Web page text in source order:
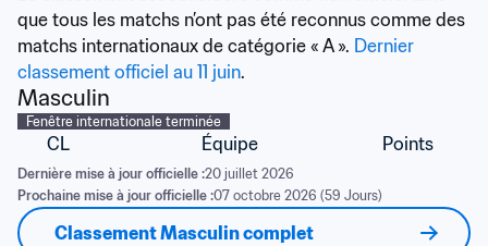
que tous les matchs n’ont pas été reconnus comme des
matchs internationaux de catégorie « A ». Dernier
classement officiel au 11 juin.
Masculin
Fenêtre internationale terminée
CL Équipe Points
Dernière mise à jour officielle :20 juillet 2026
Prochaine mise à jour officielle :07 octobre 2026 (59 Jours)
Classement Masculin complet